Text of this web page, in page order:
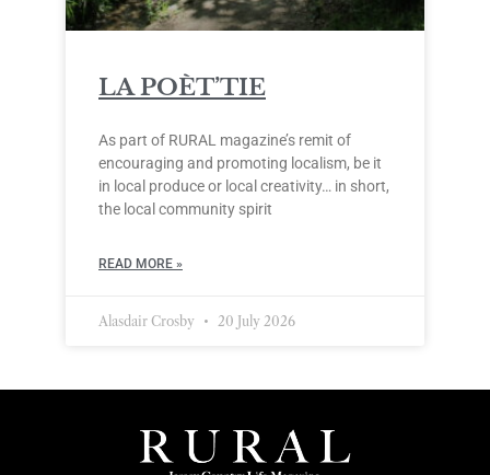
LA POÈT’TIE
As part of RURAL magazine’s remit of
encouraging and promoting localism, be it
in local produce or local creativity… in short,
the local community spirit
READ MORE »
Alasdair Crosby 20 July 2026